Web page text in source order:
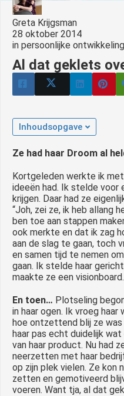
Greta Krijgsman
28 oktober 2014
in persoonlijke ontwikkeling
Al dat geklets
Inhoudsopgave
Ze had haar Droom al
Kortgeleden werkte ik
ideeën had. Ik stelde voor
krijgen. Daar had ze
“Joh, zei ze, ik heb allang
ben toe aan stappen
ook merkte en dat ik zag
aan de slag te gaan, toch
en samen tijd te nemen
gaan. Ik stelde haar
maakte ze een visionboard.
En toen… Plotseling
in haar ogen. Ik vroeg
hoe ontzettend blij ze
haar pas echt duidelijk
van haar product. Nu had
neerzetten met haar
op zijn plek vielen. Ze kon
zetten en gemotiveerd
voeren. Want tja, al dat
de
Hierdoor
website-